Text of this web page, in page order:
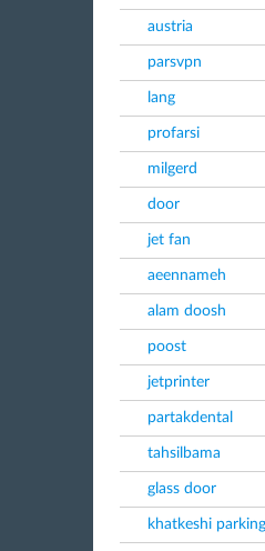
austria
parsvpn
lang
profarsi
milgerd
door
jet fan
aeennameh
alam doosh
poost
jetprinter
partakdental
tahsilbama
glass door
khatkeshi parking